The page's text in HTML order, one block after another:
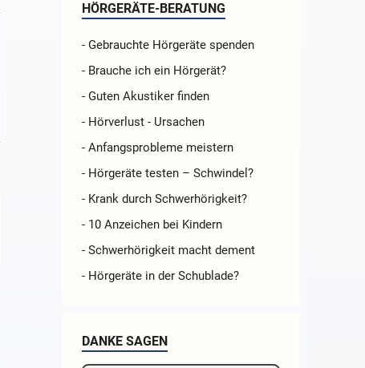
HÖRGERÄTE-BERATUNG
- Gebrauchte Hörgeräte spenden
- Brauche ich ein Hörgerät?
- Guten Akustiker finden
- Hörverlust - Ursachen
- Anfangsprobleme meistern
- Hörgeräte testen – Schwindel?
- Krank durch Schwerhörigkeit?
- 10 Anzeichen bei Kindern
- Schwerhörigkeit macht dement
- Hörgeräte in der Schublade?
DANKE SAGEN